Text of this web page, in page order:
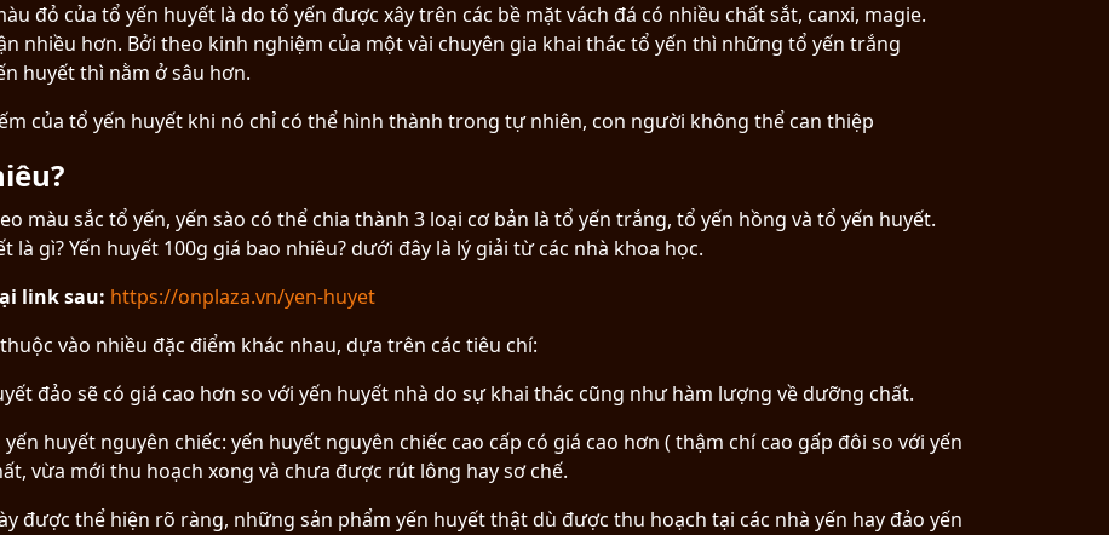
đỏ của tổ yến huyết là do tổ yến được xây trên các bề mặt vách đá có nhiều chất sắt, canxi, magie.
nhiều hơn. Bởi theo kinh nghiệm của một vài chuyên gia khai thác tổ yến thì những tổ yến trắng
huyết thì nằm ở sâu hơn.
của tổ yến huyết khi nó chỉ có thể hình thành trong tự nhiên, con người không thể can thiệp
màu sắc tổ yến, yến sào có thể chia thành 3 loại cơ bản là tổ yến trắng, tổ yến hồng và tổ yến huyết.
gì? Yến huyết 100g giá bao nhiêu? dưới đây là lý giải từ các nhà khoa học.
link sau: https://onplaza.vn/yen-huyet
vào nhiều đặc điểm khác nhau, dựa trên các tiêu chí:
đảo sẽ có giá cao hơn so với yến huyết nhà do sự khai thác cũng như hàm lượng về dưỡng chất.
huyết nguyên chiếc: yến huyết nguyên chiếc cao cấp có giá cao hơn ( thậm chí cao gấp đôi so với yến
vừa mới thu hoạch xong và chưa được rút lông hay sơ chế.
được thể hiện rõ ràng, những sản phẩm yến huyết thật dù được thu hoạch tại các nhà yến hay đảo yến